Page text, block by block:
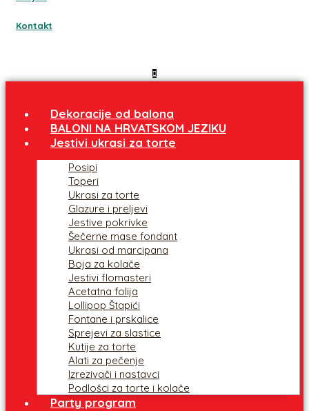
Kontakt
Dekoracije od balona
BALONI NA HRVATSKOM JEZIKU
Jestivi ukrasi za torte
Posipi
Toperi
Ukrasi za torte
Glazure i preljevi
Jestive pokrivke
Šečerne mase fondant
Ukrasi od marcipana
Boja za kolače
Jestivi flomasteri
Acetatna folija
Lollipop Štapići
Fontane i prskalice
Sprejevi za slastice
Kutije za torte
Alati za pečenje
Izrezivači i nastavci
Podlošci za torte i kolače
Party program